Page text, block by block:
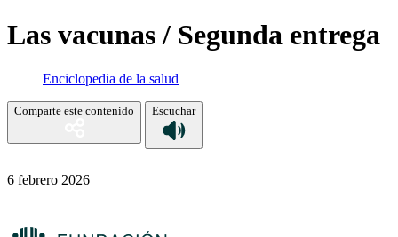
Las vacunas / Segunda entrega
Enciclopedia de la salud
Comparte este contenido Escuchar
6 febrero 2026